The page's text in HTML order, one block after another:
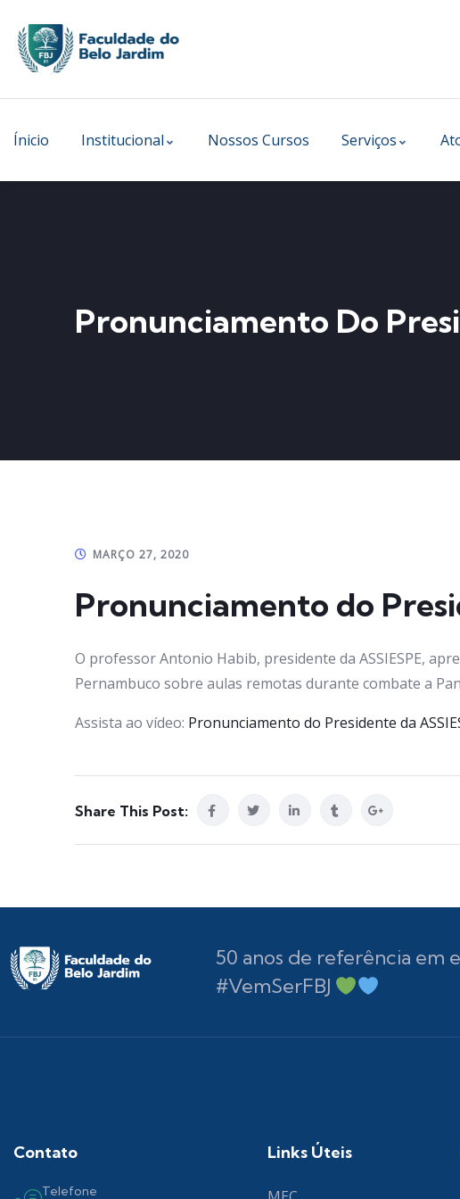
Ínicio Institucional Nossos Cursos Serviços
Pronunciamento Do
MARÇO 27, 2020
Pronunciamento do
O professor Antonio Habib, presidente da ASSIESPE,
Pernambuco sobre aulas remotas durante combate a
Assista ao vídeo: Pronunciamento do Presidente da
Share This Post:
50 anos de referência em
#VemSerFBJ
Contato
Telefone
Links Úteis